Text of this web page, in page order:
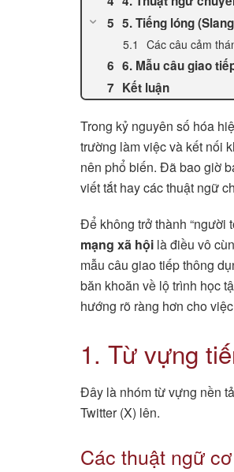
5. Tiếng lóng
Các câu cảm
6. Mẫu câu giao
Kết luận
Trong kỷ nguyên số hóa
trường làm việc và kết nối
nên phổ biến. Đã bao giờ
viết tắt hay các thuật ngữ
Để không trở thành “người
mạng xã hội là điều vô
mẫu câu giao tiếp thông
băn khoăn về lộ trình học
hướng rõ ràng hơn cho
1. Từ vựng
Đây là nhóm từ vựng nền
Twitter (X) lên.
Các thuật ngữ